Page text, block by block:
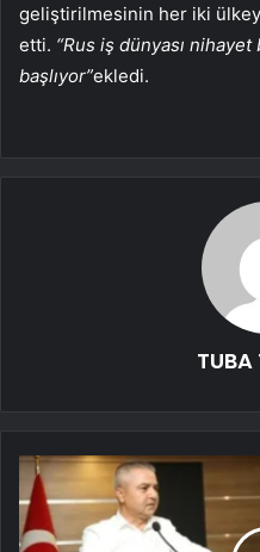
geliştirilmesinin her iki
etti. “Rus iş dünyası
başlıyor”ekledi.
TUBA